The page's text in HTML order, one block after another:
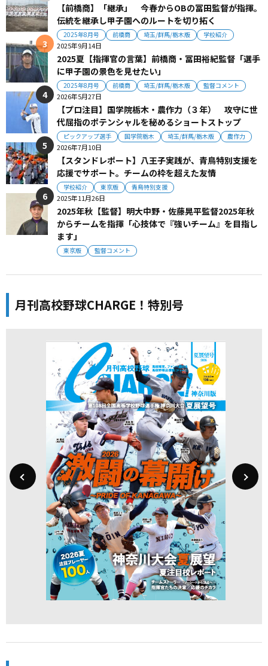
【前橋商】「継承」 今春からOBの冨田監督が指揮。
伝統を継承し甲子園へのルートを切り拓く
2025年8月号 前橋商 埼玉/群馬/栃木版 学校紹介
2025年9月14日
2025夏【指揮官の言葉】前橋商・冨田裕紀監督「選手
に甲子園の景色を見せたい」
2025年8月号 前橋商 埼玉/群馬/栃木版 監督コメント
2026年5月27日
【プロ注目】国学院栃木・農作力（３年） 攻守に世
代屈指のポテンシャルを秘めるショートストップ
ピックアップ選手 国学院栃木 埼玉/群馬/栃木版 農作力
2026年7月10日
【スタンドレポート】八王子実践が、青鳥特別支援を
応援でサポート。チームの枠を超えた友情
学校紹介 東京版 青鳥特別支援
2025年11月26日
2025年秋【監督】明大中野・佐藤晃平監督2025年秋
からチームを指揮「心技体で『強いチーム』を目指し
ます」
東京版 監督コメント
月刊高校野球CHARGE！特別号